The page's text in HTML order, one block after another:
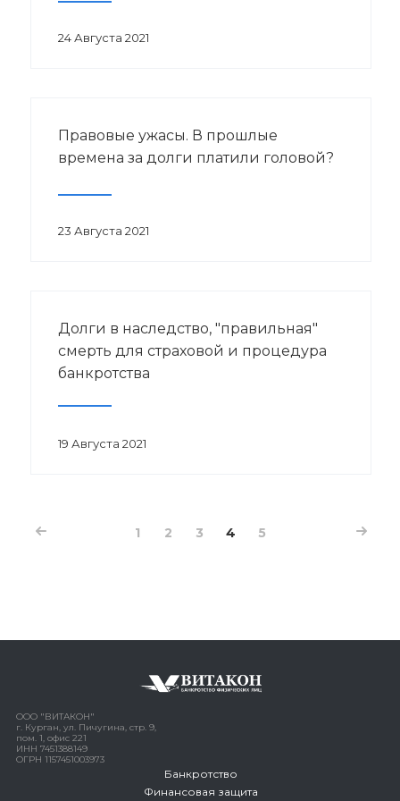
24 Августа 2021
Правовые ужасы. В прошлые
времена за долги платили головой?
23 Августа 2021
Долги в наследство, "правильная"
смерть для страховой и процедура
банкротства
19 Августа 2021
1 2 3 4 5
ООО "ВИТАКОН"
г. Курган, ул. Пичугина, стр. 9,
пом. 1, офис 221
ИНН 7451388149
ОГРН 1157451003973
Банкротство
Финансовая защита